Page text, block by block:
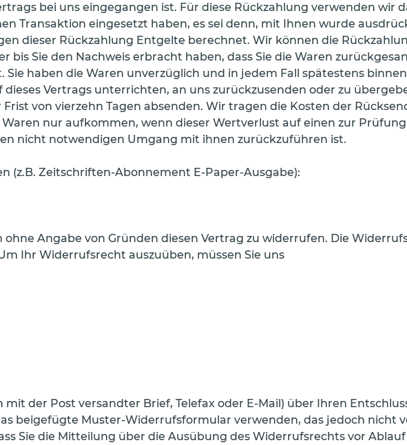
bei uns eingegangen ist. Für diese Rückzahlung verwenden wir
Transaktion eingesetzt haben, es sei denn, mit Ihnen wurde
dieser Rückzahlung Entgelte berechnet. Wir können die
bis Sie den Nachweis erbracht haben, dass Sie die Waren
haben die Waren unverzüglich und in jedem Fall spätestens
Vertrags unterrichten, an uns zurückzusenden oder zu
von vierzehn Tagen absenden. Wir tragen die Kosten der
nur aufkommen, wenn dieser Wertverlust auf einen zur
nicht notwendigen Umgang mit ihnen zurückzuführen ist.
(z.B. Zeitschriften-Abonnement E-Paper-Ausgabe):
ohne Angabe von Gründen diesen Vertrag zu widerrufen. Die
Ihr Widerrufsrecht auszuüben, müssen Sie uns
der Post versandter Brief, Telefax oder E-Mail) über Ihren
beigefügte Muster-Widerrufsformular verwenden, das jedoch nicht
Sie die Mitteilung über die Ausübung des Widerrufsrechts vor